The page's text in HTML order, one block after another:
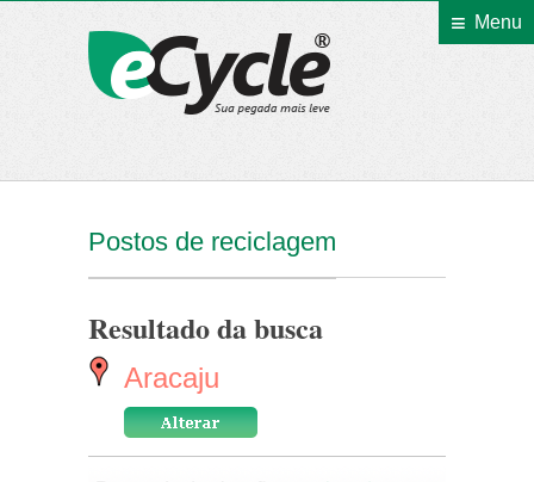
Menu
Postos de reciclagem
Resultado da busca
Aracaju